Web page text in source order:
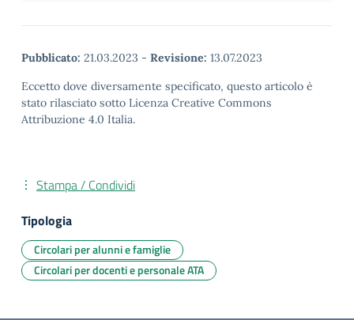
Pubblicato: 21.03.2023 - Revisione: 13.07.2023
Eccetto dove diversamente specificato, questo articolo è
stato rilasciato sotto Licenza Creative Commons
Attribuzione 4.0 Italia.
Stampa / Condividi
Tipologia
Circolari per alunni e famiglie
Circolari per docenti e personale ATA